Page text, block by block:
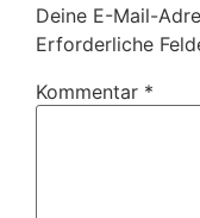
Deine E-Mail-
Erforderliche
Kommentar *